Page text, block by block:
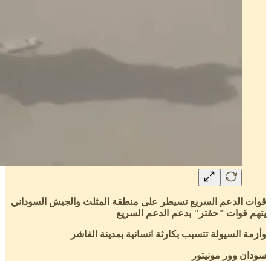
قوات الدعم السريع تسيطر على منطقة المثلث والجيش السوداني
يتهم قوات "حفتر" بدعم الدعم السريع
وأزمة السيولة تتسبب بكارثة انسانية بمدينة الفاشر
سودان وور مونيتور